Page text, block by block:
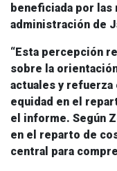
beneficiada por
administración de
“Esta percepción
sobre la
actuales y
equidad en el
el informe. Según
en el reparto de
central para